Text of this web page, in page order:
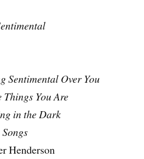
Sentimental Over You
Things You Are
in the Dark
Henderson